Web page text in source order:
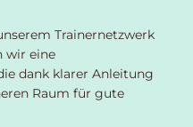
Trainernetzwerk
wir eine
dank klarer Anleitung
Raum für gute